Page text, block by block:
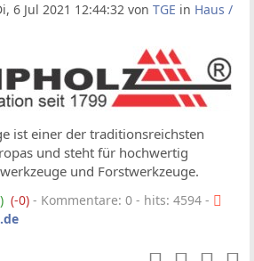
6 Jul 2021 12:44:32 von TGE in Haus /
ist einer der traditionsreichsten
und steht für hochwertig
und Forstwerkzeuge.
(-0) - Kommentare: 0 - hits: 4594 -